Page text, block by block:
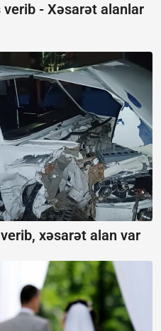
verib - Xəsarət alanlar
xəsarət alan var